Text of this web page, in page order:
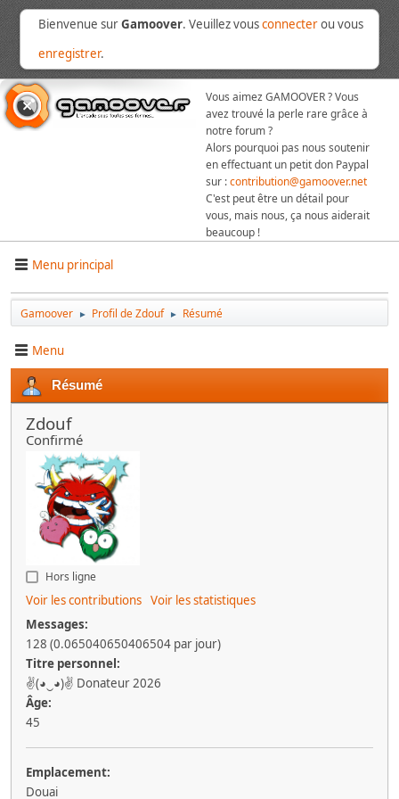
Bienvenue surGamoover. Veuillez vousconnecterou vous
enregistrer.
Vous aimez GAMOOVER ? Vous
avez trouvé la perle rare grâce à
notre forum ?
Alors pourquoi pas nous soutenir
en effectuant un petit don Paypal
sur :contribution@gamoover.net
C'est peut être un détail pour
vous, mais nous, ça nous aiderait
beaucoup !
Menu principal
Gamoover ► Profil de Zdouf ► Résumé
Menu
Résumé
Zdouf
Confirmé
Hors ligne
Voir les contributions Voir les statistiques
Messages:
128 (0.065040650406504 par jour)
Titre personnel:
✌(◕‿◕)✌ Donateur 2026
Âge:
45
Emplacement:
Douai